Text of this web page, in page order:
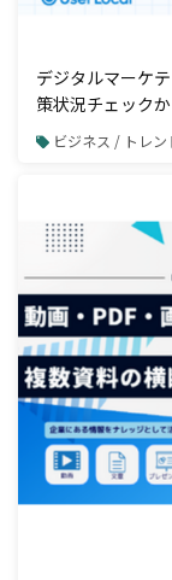
デジタルマーケ
策状況チェック
ド」で一元管理
ビジネス / トレン